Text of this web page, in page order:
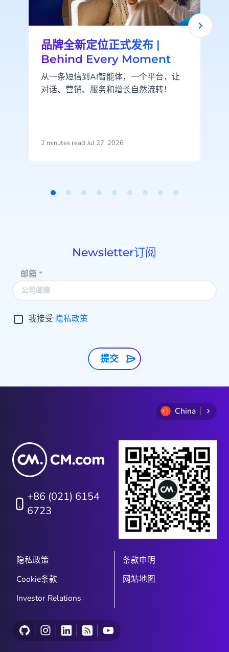
品牌全新定位正式发布 |
Behind Every Moment
从一条短信到AI智能体，一个平台，让
对话、营销、服务和增长自然流转！
2 minutes read·Jul 27, 2026
Newsletter订阅
邮箱*
我接受 隐私政策
提交
China
+86 (021) 6154
6723
隐私政策
条款申明
Cookie条款
网站地图
Investor Relations